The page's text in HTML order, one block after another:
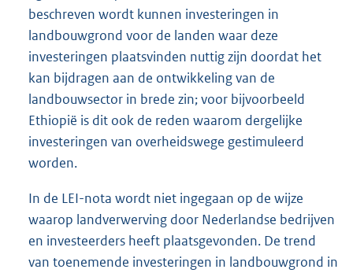
beschreven wordt kunnen investeringen in
landbouwgrond voor de landen waar deze
investeringen plaatsvinden nuttig zijn doordat het
kan bijdragen aan de ontwikkeling van de
landbouwsector in brede zin; voor bijvoorbeeld
Ethiopië is dit ook de reden waarom dergelijke
investeringen van overheidswege gestimuleerd
worden.
In de LEI-nota wordt niet ingegaan op de wijze
waarop landverwerving door Nederlandse bedrijven
en investeerders heeft plaatsgevonden. De trend
van toenemende investeringen in landbouwgrond in